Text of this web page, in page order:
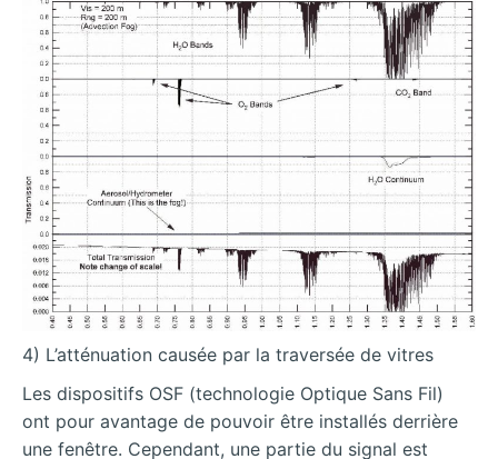
4) L’atténuation causée par la traversée de vitres
Les dispositifs OSF (technologie Optique Sans Fil)
ont pour avantage de pouvoir être installés derrière
une fenêtre. Cependant, une partie du signal est